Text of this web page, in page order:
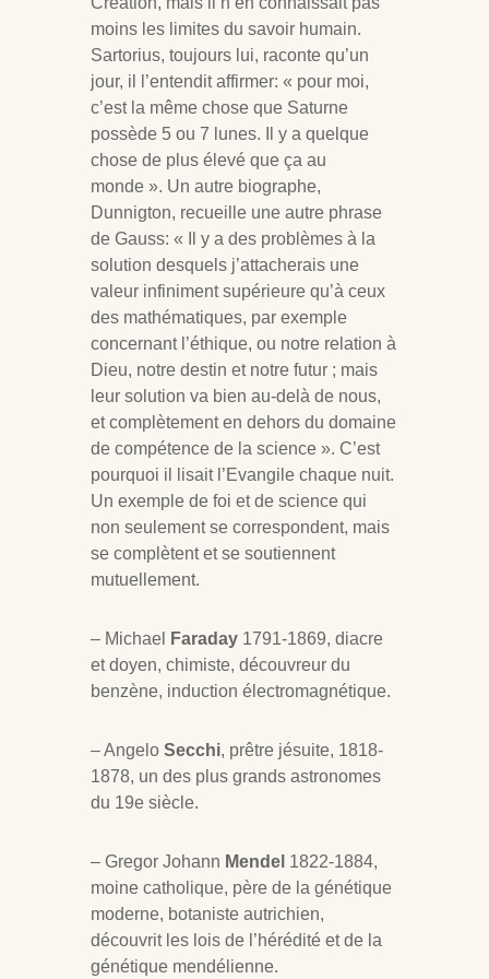
moins les limites du savoir humain.
Sartorius, toujours lui, raconte qu’un
jour, il l’entendit affirmer: « pour moi,
c’est la même chose que Saturne
possède 5 ou 7 lunes. Il y a quelque
chose de plus élevé que ça au
monde ». Un autre biographe,
Dunnigton, recueille une autre phrase
de Gauss: « Il y a des problèmes à la
solution desquels j’attacherais une
valeur infiniment supérieure qu’à ceux
des mathématiques, par exemple
concernant l’éthique, ou notre relation à
Dieu, notre destin et notre futur ; mais
leur solution va bien au-delà de nous,
et complètement en dehors du domaine
de compétence de la science ». C’est
pourquoi il lisait l’Evangile chaque nuit.
Un exemple de foi et de science qui
non seulement se correspondent, mais
se complètent et se soutiennent
mutuellement.
– Michael Faraday 1791-1869, diacre
et doyen, chimiste, découvreur du
benzène, induction électromagnétique.
– Angelo Secchi, prêtre jésuite, 1818-
1878, un des plus grands astronomes
du 19e siècle.
– Gregor Johann Mendel 1822-1884,
moine catholique, père de la génétique
moderne, botaniste autrichien,
découvrit les lois de l’hérédité et de la
génétique mendélienne.